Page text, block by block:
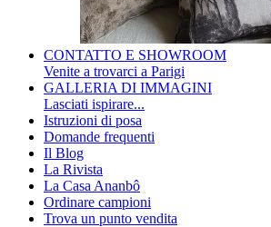
CONTATTO E SHOWROOM
Venite a trovarci a Parigi
GALLERIA DI IMMAGINI
Lasciati ispirare...
Istruzioni di posa
Domande frequenti
Il Blog
La Rivista
La Casa Ananbô
Ordinare campioni
Trova un punto vendita